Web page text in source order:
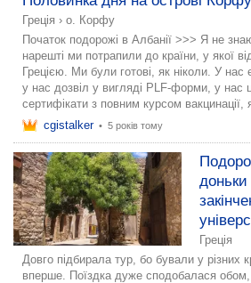
Греція › о. Корфу
Початок подорожі в Албанії >>> Я не
нарешті ми потрапили до країни, у якої
Грецією. Ми були готові, як ніколи. У нас
у нас дозвіл у вигляді PLF-форми, у нас
сертифікати з повним курсом вакцинації,
cgistalker • 5 років тому
доньки
Греція
Довго підбирала тур, бо бували у різних
вперше. Поїздка дуже сподобалася обом,